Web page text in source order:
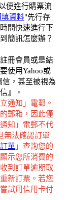
便進行購票流
資料"先行存
間快速進行下
簡訊怎麼辦？
冊會員或是結
使用Yahoo或
，甚至被視為
』。
通知」電郵。
郵箱，因此僅
知」電郵不代
無法確認訂單
訂單 」查詢您的
示您所消費的
到訂單逾期取
新訂票。若您
試用信用卡付